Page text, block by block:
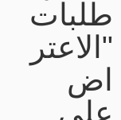
طلبات
"الاعتر
اض
على